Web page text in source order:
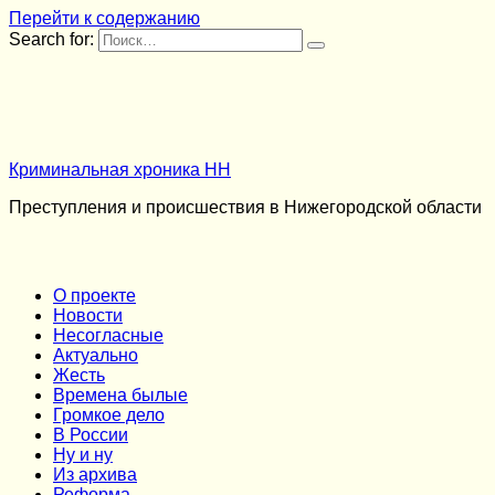
Перейти к содержанию
Search for:
Криминальная хроника НН
Преступления и происшествия в Нижегородской области
О проекте
Новости
Несогласные
Актуально
Жесть
Времена былые
Громкое дело
В России
Ну и ну
Из архива